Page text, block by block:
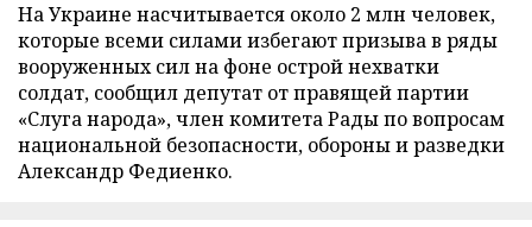
На Украине насчитывается около 2 млн человек,
которые всеми силами избегают призыва в ряды
вооруженных сил на фоне острой нехватки
солдат, сообщил депутат от правящей партии
«Слуга народа», член комитета Рады по вопросам
национальной безопасности, обороны и разведки
Александр Федиенко.